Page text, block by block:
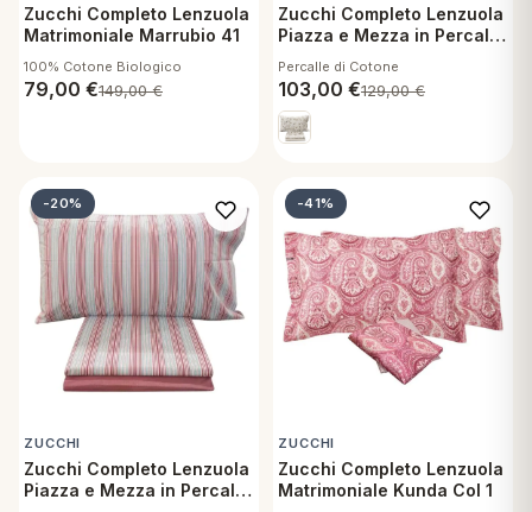
Zucchi Completo Lenzuola
Matrimoniale Marrubio 41
100% Cotone Biologico
79,00 €149,00€
Zucchi Completo Lenzuola
Piazza e Mezza in Percalle
Percalle di Cotone
103,00 €129,00€
-20%
ZUCCHI
Zucchi Completo Lenzuola
Piazza e Mezza in Percalle
-41%
ZUCCHI
Zucchi Completo Lenzuola
Matrimoniale Kunda Col 1